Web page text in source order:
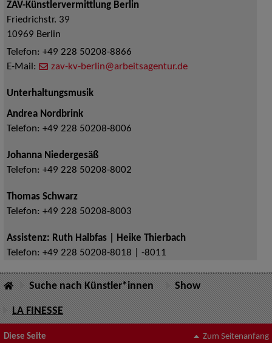
ZAV-Künstlervermittlung Berlin
Friedrichstr. 39
10969 Berlin
Telefon: +49 228 50208-8866
E-Mail:
zav-kv-berlin@arbeitsagentur.de
Unterhaltungsmusik
Andrea Nordbrink
Telefon: +49 228 50208-8006
Johanna Niedergesäß
Telefon: +49 228 50208-8002
Thomas Schwarz
Telefon: +49 228 50208-8003
Assistenz: Ruth Halbfas | Heike Thierbach
Telefon: +49 228 50208-8018 | -8011
Suche nach Künstler*innen Show
LA FINESSE
Diese Seite Zum Seitenanfang